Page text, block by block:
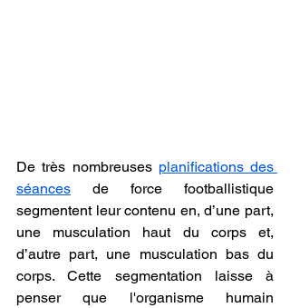
De très nombreuses planifications des
séances de force footballistique
segmentent leur contenu en, d’une part,
une musculation haut du corps et,
d’autre part, une musculation bas du
corps. Cette segmentation laisse à
penser que l'organisme humain